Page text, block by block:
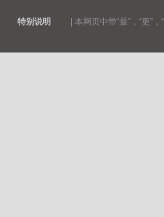
特别说明 本网页中带“最”，“更”